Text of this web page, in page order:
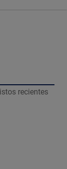
recientes